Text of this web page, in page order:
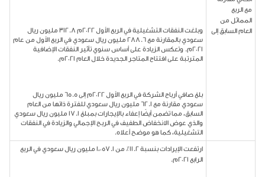
مع الربع
المماثل من
العام السابق إلى
وبلغت النفقات التشغيلية في الربع الأول 2022م 312.8 مليون ريال
سعودي بالمقارنة مع 288.6 مليون ريال سعودي في الربع الأول من عام
2021م. وتعكس الزيادة على أساس سنوي تأثير النفقات الإضافية
المترتبة على افتتاح المتاجر الجديدة خلال العام 2021م.
بلغ صافي أرباح الشركة في الربع الأول 2022م إلى 65.5 مليون ريال
سعودي مقارنة مع 62.1 مليون ريال سعودي للفترة ذاتها من العام
السابق، مما تضمن أيضًا إعفاء بالإيجارات بمبلغ 17.1 مليون ريال سعودي
والذي عوض الانخفاض الطفيف في الربح الإجمالي والزيادة في النفقات
التشغيلية، كما هو موضح أعلاه.
ارتفعت الإيرادات بنسبة 11.2٪ من 1،057.1 مليون ريال سعودي في الربع
الرابع 2021م.